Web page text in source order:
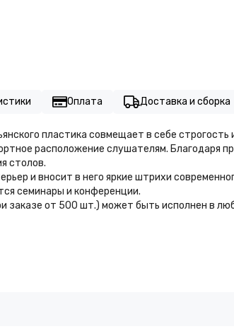
Оплата Доставка и сборка
пластика совмещает в себе
расположение слушателям. Благодаря
столов.
и вносит в него яркие штрихи
семинары и конференции.
заказе от 500 шт.) может быть исполнен в